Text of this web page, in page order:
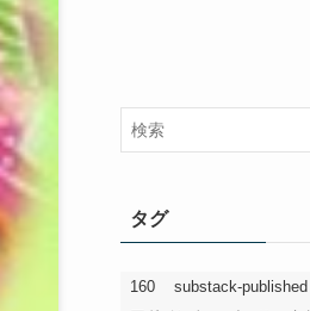
タグ
160 substack-published